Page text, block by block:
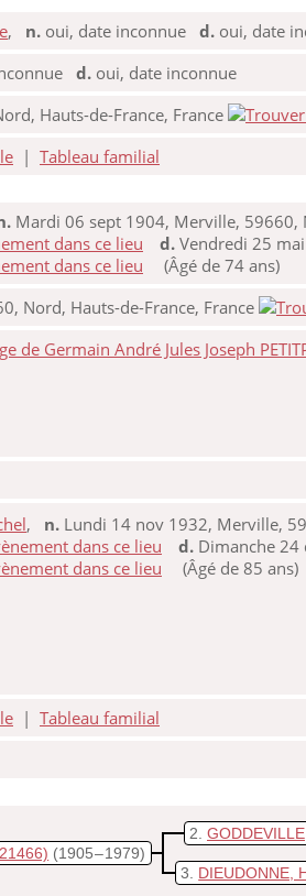
, n. oui, date inconnue d. oui, date
d. oui, date inconnue
Hauts-de-France, France
| Tableau familial
Mardi 06 sept 1904, Merville, 59660,
d. Vendredi 25
(Âgé de 74 ans)
Nord, Hauts-de-France, France
de Germain André Jules Joseph
, n. Lundi 14 nov 1932, Merville,
d. Dimanche 24
(Âgé de 85 ans)
| Tableau familial
(1905 – 1979)
2
3 DIEUDONNE,